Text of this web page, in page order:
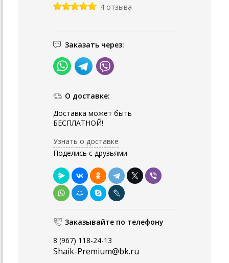
4 отзыва
Заказать через:
О доставке:
Доставка может быть
БЕСПЛАТНОЙ!
Узнать о доставке
Поделись с друзьями
Заказывайте по телефону
8 (967) 118-24-13
Shaik-Premium@bk.ru